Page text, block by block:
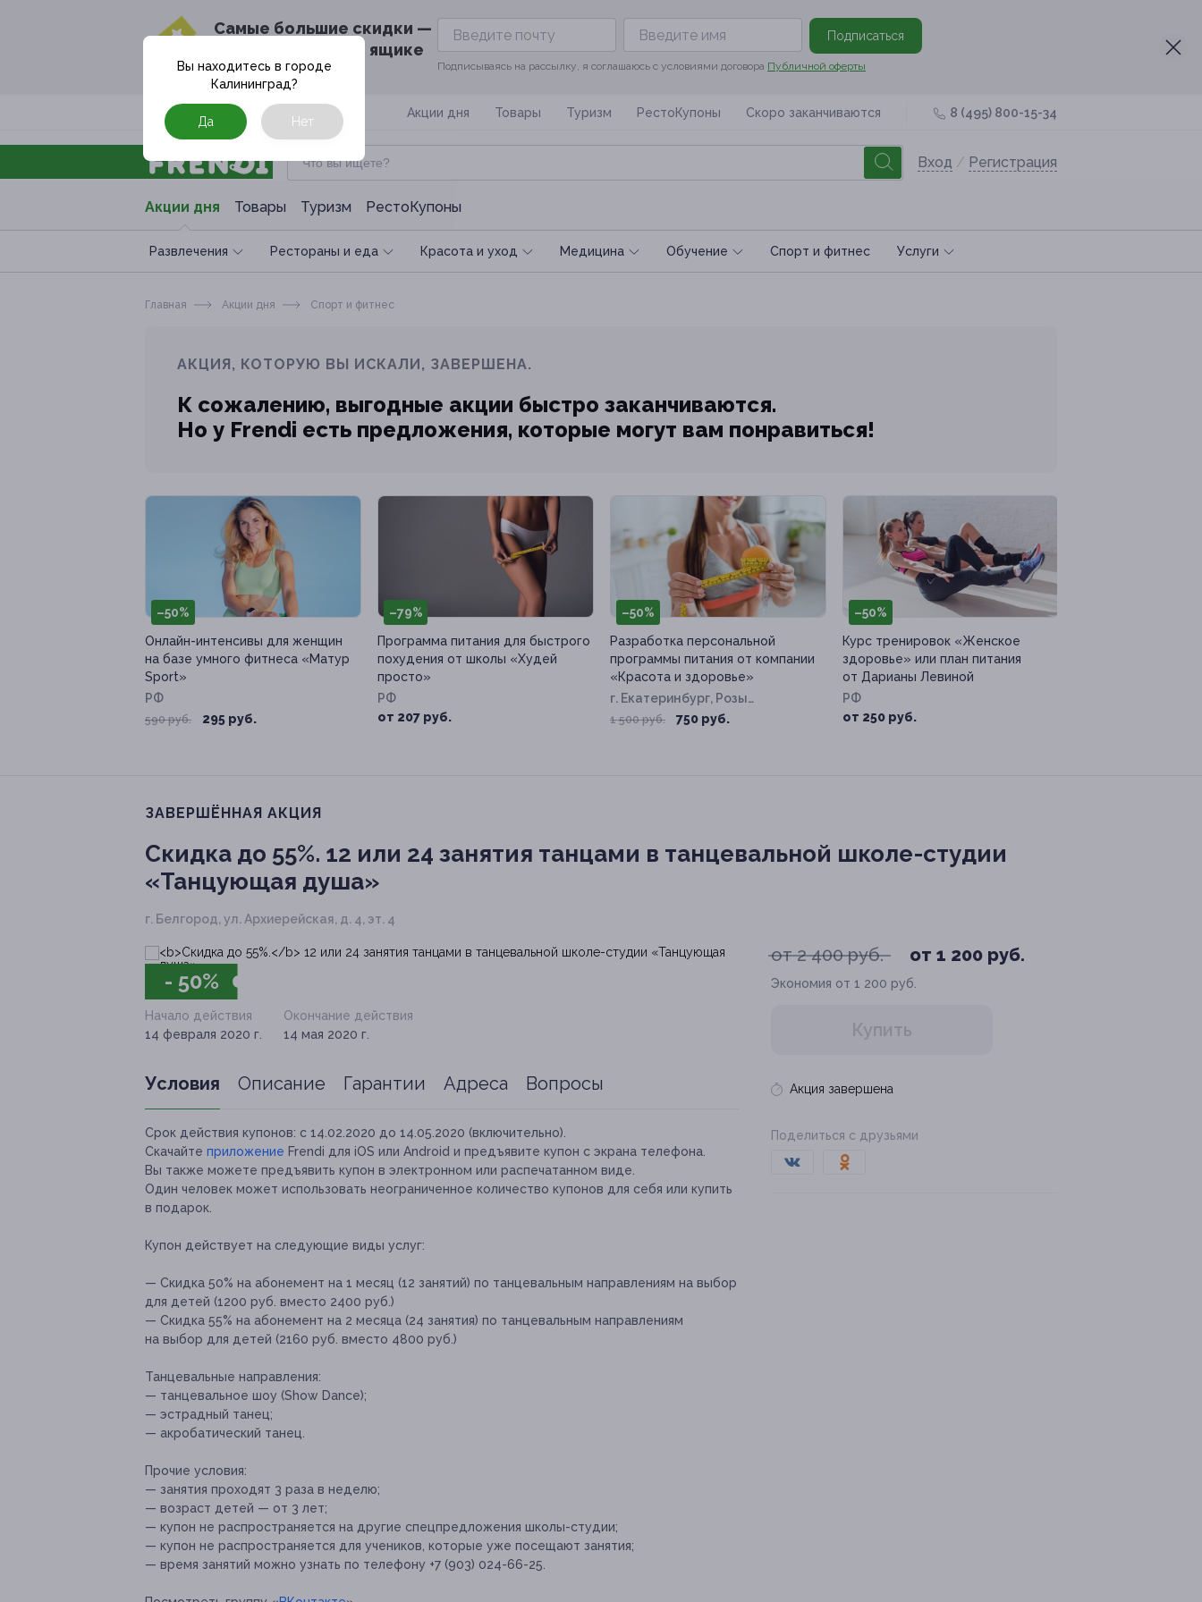
Cамые большие скидки —
в твоём почтовом ящике
Подписаться
Подписываясь на рассылку, я соглашаюсь с условиями договора Публичной оферты
Москва Акции дня Товары Туризм РестоКупоны Скоро заканчиваются 8 (495) 800-15-34
Вход / Регистрация
Акции дня Товары Туризм РестоКупоны
Развлечения Рестораны и еда Красота и уход Медицина Обучение Спoрт и фитнес Услуги
Вы находитесь в городе
Калининград?
Да Нет
Главная Акции дня Спoрт и фитнес
АКЦИЯ, КОТОРУЮ ВЫ ИСКАЛИ, ЗАВЕРШЕНА.
К сожалению, выгодные акции быстро заканчиваются.
Но у Frendi есть предложения, которые могут вам понравиться!
–50%
Онлайн-интенсивы для женщин
на базе умного фитнеса «Матур
Sport»
РФ
590 руб. 295 руб.
–79%
Программа питания для быстрого
похудения от школы «Худей
просто»
РФ
от 207 руб.
–50%
Разработка персональной
программы питания от компании
«Красота и здоровье»
г. Екатеринбург, Розы
Люксембург ул, д. 67б
1 500 руб. 750 руб.
–50%
Курс тренировок «Женское
здоровье» или план питания
от Дарианы Левиной
РФ
от 250 руб.
ЗАВЕРШЁННАЯ АКЦИЯ
Скидка до 55%. 12 или 24 занятия танцами в танцевальной школе-студии
«Танцующая душа»
г. Белгород, ул. Архиерейская, д. 4, эт. 4
- 50%
от 2 400 руб. от 1 200 руб.
Экономия от 1 200 руб.
Купить
Акция завершена
Поделиться с друзьями
Начало действия
14 февраля 2020 г.
Окончание действия
14 мая 2020 г.
Условия Описание Гарантии Адреса Вопросы
Срок действия купонов: с 14.02.2020 до 14.05.2020 (включительно).
Скачайте приложение Frendi для iOS или Android и предъявите купон с экрана телефона.
Вы также можете предъявить купон в электронном или распечатанном виде.
Один человек может использовать неограниченное количество купонов для себя или купить
в подарок.
Купон действует на следующие виды услуг:
— Скидка 50% на абонемент на 1 месяц (12 занятий) по танцевальным направлениям на выбор
для детей (1200 руб. вместо 2400 руб.)
— Скидка 55% на абонемент на 2 месяца (24 занятия) по танцевальным направлениям
на выбор для детей (2160 руб. вместо 4800 руб.)
Танцевальные направления:
— танцевальное шоу (Show Dance);
— эстрадный танец;
— акробатический танец.
Прочие условия:
— занятия проходят 3 раза в неделю;
— возраст детей — от 3 лет;
— купон не распространяется на другие спецпредложения школы-студии;
— купон не распространяется для учеников, которые уже посещают занятия;
— время занятий можно узнать по телефону +7 (903) 024-66-25.